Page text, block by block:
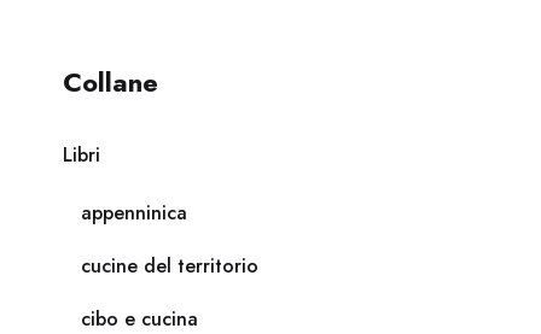
Collane
Libri
appenninica
cucine del territorio
cibo e cucina